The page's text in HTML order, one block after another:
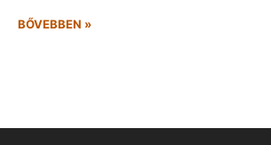
BŐVEBBEN »